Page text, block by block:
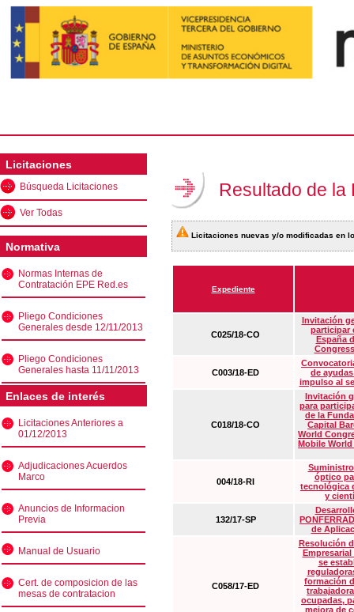
Licitaciones
Búsqueda Licitaciones
Ver Todas
Normativa
Normas Internas de
Contratación EPE Red.es
Pliego Condiciones
Generales desde 12/11/2013
Pliego Condiciones
Generales hasta 11/11/2013
Enlaces de interés
Licitaciones Anteriores a
01/12/2013
Adjudicaciones Acuerdos
Marco
Anuncios de Informacion
Previa
Manual de Usuario
Cert. de composicion de las
mesas de contratacion
Resultado de la
Licitaciones nuevas y/o modificadas en
Expediente
C025/18-CO
Invitación
participar
España
C003/18-ED
de
impulso al
C018/18-CO
Invitación
para
de la
Capital
World
Mobile
004/18-RI
óptico
tecnológica
y
132/17-SP
de
C058/17-ED
Resolución
Empresarial
se
formación
ocupadas,
mejora de